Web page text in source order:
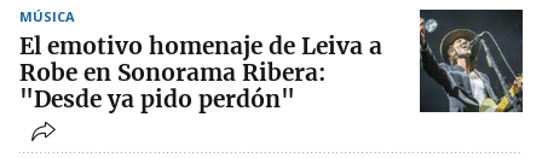
MÚSICA
El emotivo homenaje de Leiva a
Robe en Sonorama Ribera:
"Desde ya pido perdón"